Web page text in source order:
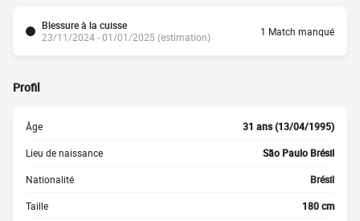
Blessure à la cuisse
23/11/2024 - 01/01/2025 (estimation)
1 Match manqué
Profil
Âge 31 ans (13/04/1995)
Lieu de naissance São Paulo Brésil
Nationalité Brésil
Taille 180 cm